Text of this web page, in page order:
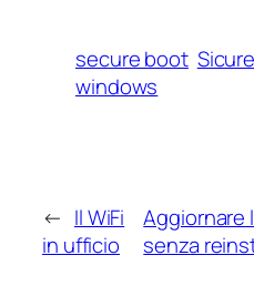
secure boot
windows
← Il WiFi
in ufficio
Aggiornare
senza